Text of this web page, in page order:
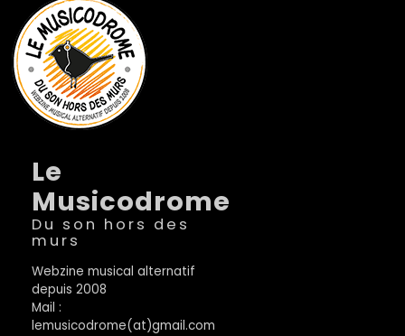
Le
Musicodrome
Du son hors des
murs
Webzine musical alternatif
depuis 2008
Mail :
lemusicodrome(at)gmail.com